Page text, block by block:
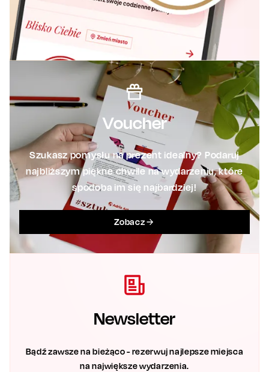
Voucher
Szukasz pomysłu na prezent idealny? Podaruj
najbliższym piękne chwile na wydarzeniu, które
spodoba im się najbardziej!
Zobacz
Newsletter
Bądź zawsze na bieżąco - rezerwuj najlepsze miejsca
na największe wydarzenia.